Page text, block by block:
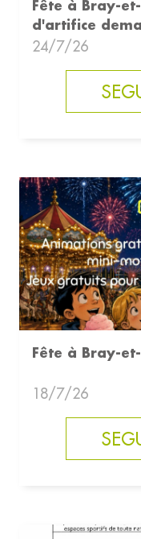
Fête à Bray-
d'artifice
24/7/26
Fête à Bray-
18/7/26